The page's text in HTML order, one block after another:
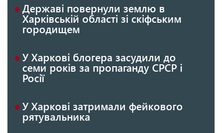
Державі повернули землю в
Харківській області зі скіфським
городищем
У Харкові блогера засудили до
семи років за пропаганду СРСР і
Росії
У Харкові затримали фейкового
рятувальника